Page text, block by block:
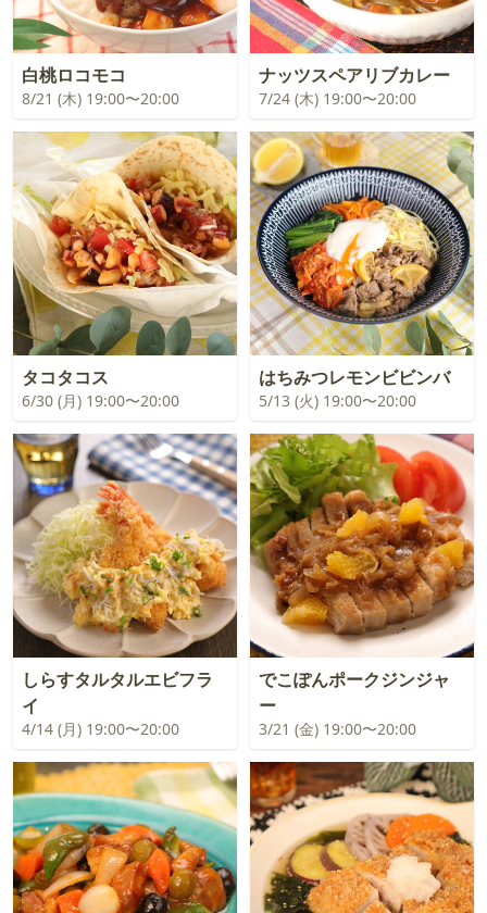
白桃ロコモコ
8/21 (木) 19:00〜20:00
ナッツスペアリブカレー
7/24 (木) 19:00〜20:00
タコタコス
6/30 (月) 19:00〜20:00
はちみつレモンビビンバ
5/13 (火) 19:00〜20:00
しらすタルタルエビフラ
イ
4/14 (月) 19:00〜20:00
でこぽんポークジンジャ
ー
3/21 (金) 19:00〜20:00